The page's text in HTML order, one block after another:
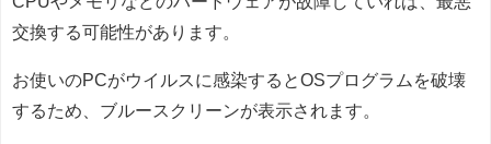
交換する可能性があります。
お使いのPCがウイルスに感染するとOSプログラムを破壊
するため、ブルースクリーンが表示されます。